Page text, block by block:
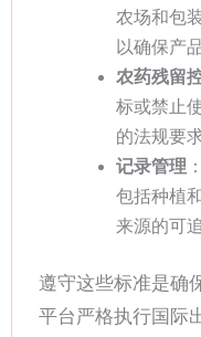
农场和包
以确保产
农药残留
标或禁止
的法规要求
记录管理
包括种植
来源的可
遵守这些标准是确
平台严格执行国际